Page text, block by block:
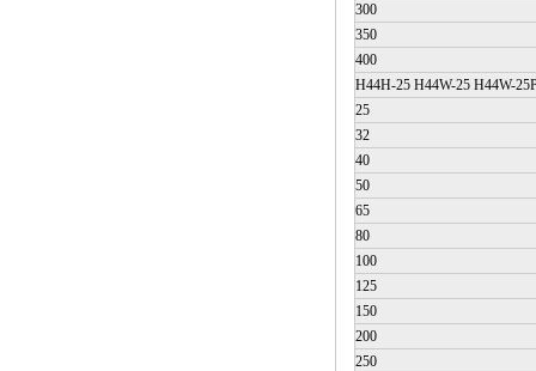
300
350
400
H44H-25 H44W-25 H44W-
25
32
40
50
65
80
100
125
150
200
250